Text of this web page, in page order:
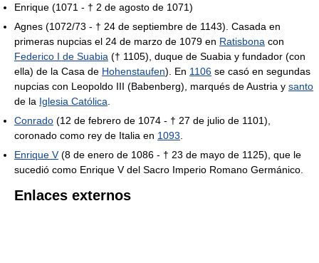
Enrique (1071 - † 2 de agosto de 1071)
Agnes (1072/73 - † 24 de septiembre de 1143). Casada en
primeras nupcias el 24 de marzo de 1079 en Ratisbona con
Federico I de Suabia († 1105), duque de Suabia y fundador (con
ella) de la Casa de Hohenstaufen). En 1106 se casó en segundas
nupcias con Leopoldo III (Babenberg), marqués de Austria y santo
de la Iglesia Católica
Conrado (12 de febrero de 1074 - † 27 de julio de 1101),
coronado como rey de Italia en 1093
Enrique V(8 de enero de 1086 - † 23 de mayo de 1125), que le
sucedió como Enrique V del Sacro Imperio Romano Germánico.
Enlaces externos